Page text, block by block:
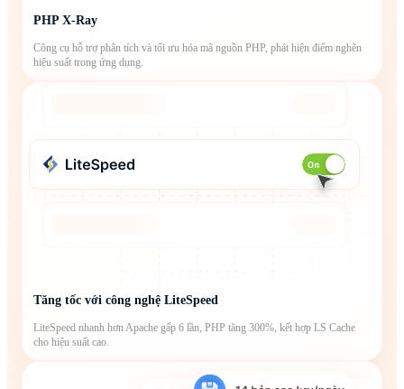
PHP X-Ray
Công cụ hỗ trợ phân tích và tối ưu hóa mã nguồn PHP, phát hiện điểm nghẽn
hiệu suất trong ứng dụng.
Tăng tốc với công nghệ LiteSpeed
LiteSpeed nhanh hơn Apache gấp 6 lần, PHP tăng 300%, kết hợp LS Cache
cho hiệu suất cao.